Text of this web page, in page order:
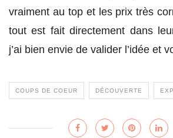
vraiment au top et les prix très
tout est fait directement dans
j’ai bien envie de valider l’idée et
COUPS DE COEUR DÉCOUVERTE